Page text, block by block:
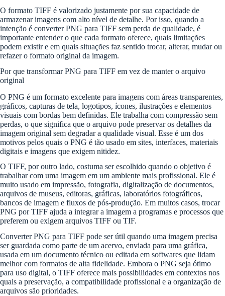
O formato TIFF é valorizado justamente por sua capacidade de
armazenar imagens com alto nível de detalhe. Por isso, quando a
intenção é converter PNG para TIFF sem perda de qualidade, é
importante entender o que cada formato oferece, quais limitações
podem existir e em quais situações faz sentido trocar, alterar, mudar ou
refazer o formato original da imagem.
Por que transformar PNG para TIFF em vez de manter o arquivo
original
O PNG é um formato excelente para imagens com áreas transparentes,
gráficos, capturas de tela, logotipos, ícones, ilustrações e elementos
visuais com bordas bem definidas. Ele trabalha com compressão sem
perdas, o que significa que o arquivo pode preservar os detalhes da
imagem original sem degradar a qualidade visual. Esse é um dos
motivos pelos quais o PNG é tão usado em sites, interfaces, materiais
digitais e imagens que exigem nitidez.
O TIFF, por outro lado, costuma ser escolhido quando o objetivo é
trabalhar com uma imagem em um ambiente mais profissional. Ele é
muito usado em impressão, fotografia, digitalização de documentos,
arquivos de museus, editoras, gráficas, laboratórios fotográficos,
bancos de imagem e fluxos de pós-produção. Em muitos casos, trocar
PNG por TIFF ajuda a integrar a imagem a programas e processos que
preferem ou exigem arquivos TIFF ou TIF.
Converter PNG para TIFF pode ser útil quando uma imagem precisa
ser guardada como parte de um acervo, enviada para uma gráfica,
usada em um documento técnico ou editada em softwares que lidam
melhor com formatos de alta fidelidade. Embora o PNG seja ótimo
para uso digital, o TIFF oferece mais possibilidades em contextos nos
quais a preservação, a compatibilidade profissional e a organização de
arquivos são prioridades.